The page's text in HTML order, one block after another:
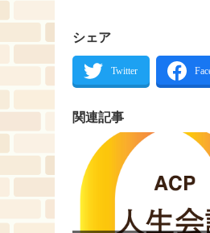
シェア
関連記事